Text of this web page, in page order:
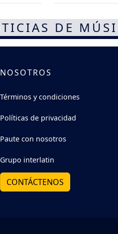
DE
NOSOTROS
Términos y condiciones
Políticas de privacidad
Paute con nosotros
Grupo interlatin
CONTÁCTENOS